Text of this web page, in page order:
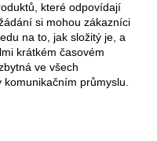
které odpovídají
si mohou zákazníci
na to, jak složitý je, a
krátkém časovém
ve všech
průmyslu.